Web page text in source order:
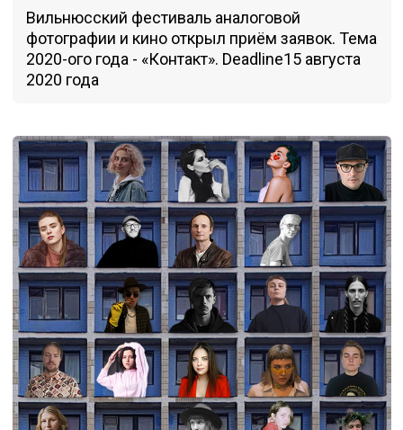
Вильнюсский фестиваль аналоговой
фотографии и кино открыл приём заявок. Тема
2020-ого года - «Контакт». Deadline15 августа
2020 года